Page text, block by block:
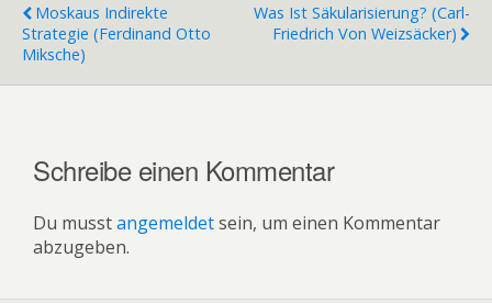
Moskaus Indirekte
Strategie (Ferdinand Otto
Miksche)
Was Ist Säkularisierung? (Carl-
Friedrich Von Weizsäcker)
Schreibe einen Kommentar
Du musstangemeldetsein, um einen Kommentar
abzugeben.